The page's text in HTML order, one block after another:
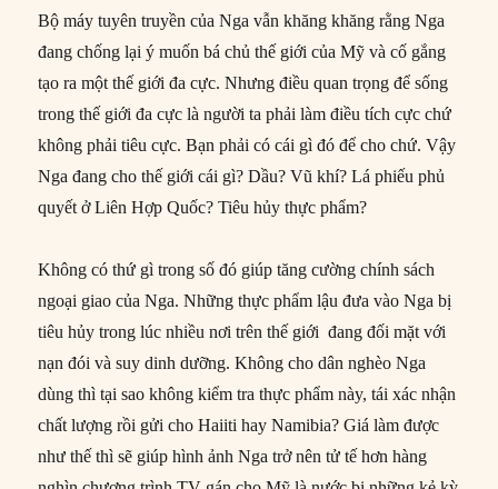
Bộ máy tuyên truyền của Nga vẫn khăng khăng rằng Nga
đang chống lại ý muốn bá chủ thế giới của Mỹ và cố gắng
tạo ra một thế giới đa cực. Nhưng điều quan trọng để sống
trong thế giới đa cực là người ta phải làm điều tích cực chứ
không phải tiêu cực. Bạn phải có cái gì đó để cho chứ. Vậy
Nga đang cho thế giới cái gì? Dầu? Vũ khí? Lá phiếu phủ
quyết ở Liên Hợp Quốc? Tiêu hủy thực phẩm?
Không có thứ gì trong số đó giúp tăng cường chính sách
ngoại giao của Nga. Những thực phẩm lậu đưa vào Nga bị
tiêu hủy trong lúc nhiều nơi trên thế giới đang đối mặt với
nạn đói và suy dinh dưỡng. Không cho dân nghèo Nga
dùng thì tại sao không kiểm tra thực phẩm này, tái xác nhận
chất lượng rồi gửi cho Haiiti hay Namibia? Giá làm được
như thế thì sẽ giúp hình ảnh Nga trở nên tử tế hơn hàng